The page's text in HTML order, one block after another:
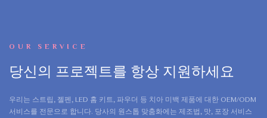
OUR SERVICE
당신의 프로젝트를 항상 지원하세요
우리는 스트립, 젤펜, LED 홈 키트, 파우더 등 치아 미백 제품에 대한 OEM/ODM
서비스를 전문으로 합니다. 당사의 원스톱 맞춤화에는 제조법, 맛, 포장 서비스